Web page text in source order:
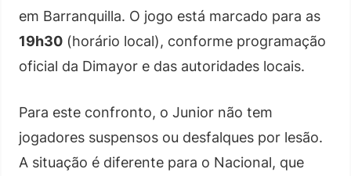
em Barranquilla. O jogo está marcado para as
19h30 (horário local), conforme programação
oficial da Dimayor e das autoridades locais.
Para este confronto, o Junior não tem
jogadores suspensos ou desfalques por lesão.
A situação é diferente para o Nacional, que